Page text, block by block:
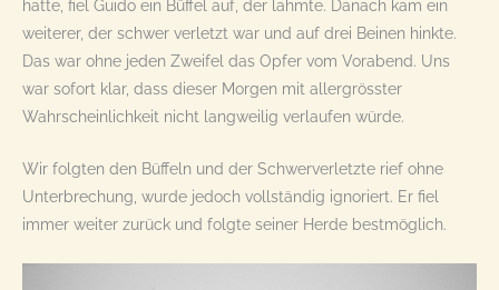
hatte, fiel Guido ein Büffel auf, der lahmte. Danach kam ein
weiterer, der schwer verletzt war und auf drei Beinen hinkte.
Das war ohne jeden Zweifel das Opfer vom Vorabend. Uns
war sofort klar, dass dieser Morgen mit allergrösster
Wahrscheinlichkeit nicht langweilig verlaufen würde.
Wir folgten den Büffeln und der Schwerverletzte rief ohne
Unterbrechung, wurde jedoch vollständig ignoriert. Er fiel
immer weiter zurück und folgte seiner Herde bestmöglich.